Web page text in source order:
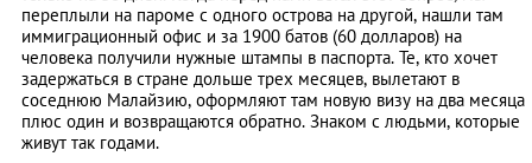
переплыли на пароме с одного острова на другой, нашли там
иммиграционный офис и за 1900 батов (60 долларов) на
человека получили нужные штампы в паспорта. Те, кто хочет
задержаться в стране дольше трех месяцев, вылетают в
соседнюю Малайзию, оформляют там новую визу на два месяца
плюс один и возвращаются обратно. Знаком с людьми, которые
живут так годами.